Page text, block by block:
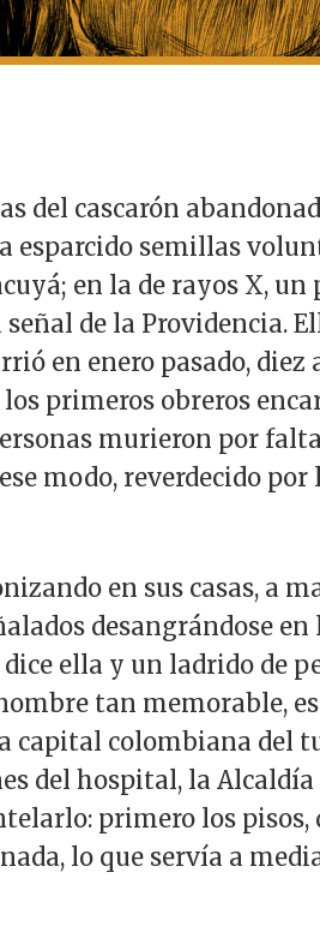
del cascarón
esparcido semillas
en la de rayos X, un
de la Providencia.
en enero pasado, diez
primeros obreros
murieron por
modo, reverdecido por
en sus casas, a
desangrándose
ella y un ladrido de
tan memorable,
capital colombiana del
del hospital, la Alcaldía
primero los pisos,
lo que servía a